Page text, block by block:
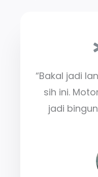
“Bakal jadi
sih ini.
jadi